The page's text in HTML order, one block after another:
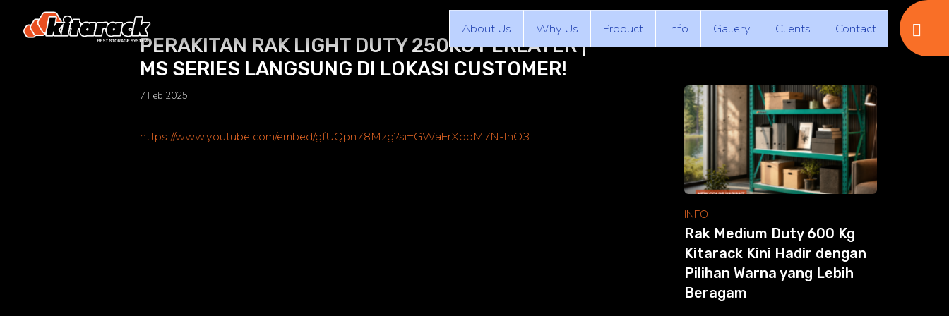
About Us Why Us Product Info Gallery Clients Contact
PERAKITAN RAK LIGHT DUTY 250KG PERLAYER |
MS SERIES LANGSUNG DI LOKASI CUSTOMER!
7 Feb 2025
https://www.youtube.com/embed/gfUQpn78Mzg?si=GWaErXdpM7N-lnO3
Recommendation
INFO
Rak Medium Duty 600 Kg
Kitarack Kini Hadir dengan
Pilihan Warna yang Lebih
Beragam